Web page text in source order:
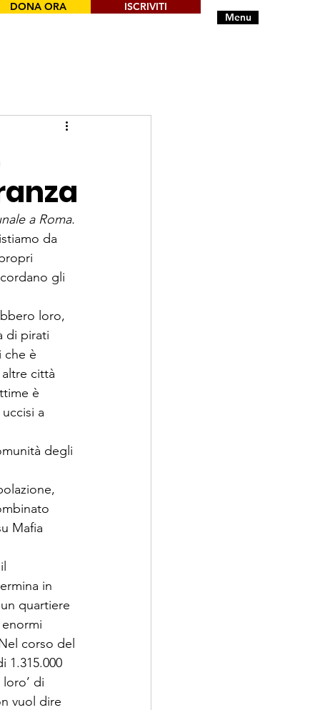
Menu
DONA ORA ISCRIVITI
a Roma.
da
gli
loro,
di pirati
che è
città
è
a
degli
Mafia
in
quartiere
corso del
1.315.000
di
vuol dire